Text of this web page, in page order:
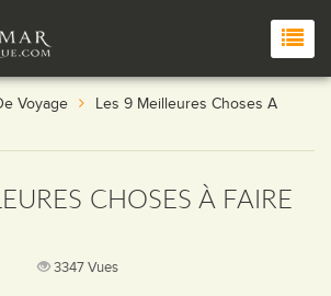
Voyage
Les 9 Meilleures Choses A
CHOSES À FAIRE
3347 Vues